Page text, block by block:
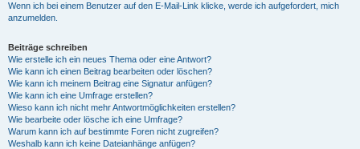
Wenn ich bei einem Benutzer auf den E-Mail-Link klicke, werde ich aufgefordert, mich
anzumelden.
Beiträge schreiben
Wie erstelle ich ein neues Thema oder eine Antwort?
Wie kann ich einen Beitrag bearbeiten oder löschen?
Wie kann ich meinem Beitrag eine Signatur anfügen?
Wie kann ich eine Umfrage erstellen?
Wieso kann ich nicht mehr Antwortmöglichkeiten erstellen?
Wie bearbeite oder lösche ich eine Umfrage?
Warum kann ich auf bestimmte Foren nicht zugreifen?
Weshalb kann ich keine Dateianhänge anfügen?